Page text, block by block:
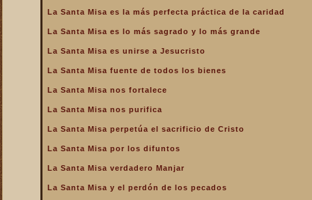
perfecta oración
La Santa Misa es la más
caridad
La Santa Misa es lo más
sagrado y lo más grande
La Santa Misa es medicina
La Santa Misa es unirse a
La Santa Misa es la más perfecta práctica de la caridad
La Santa Misa es lo más sagrado y lo más grande
La Santa Misa es unirse a Jesucristo
La Santa Misa fuente de todos los bienes
La Santa Misa nos fortalece
La Santa Misa nos purifica
La Santa Misa perpetúa el sacrificio de Cristo
La Santa Misa por los difuntos
La Santa Misa verdadero Manjar
La Santa Misa y el perdón de los pecados